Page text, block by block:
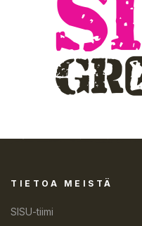
TIETOA MEISTÄ
SISU-tiimi